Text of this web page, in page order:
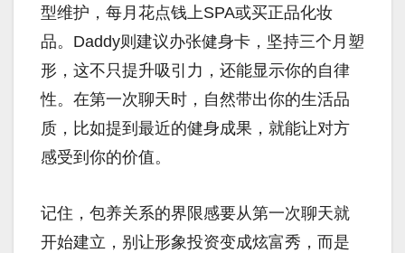
型维护，每月花点钱上SPA或买正品化妆
品。Daddy则建议办张健身卡，坚持三个月塑
形，这不只提升吸引力，还能显示你的自律
性。在第一次聊天时，自然带出你的生活品
质，比如提到最近的健身成果，就能让对方
感受到你的价值。
记住，包养关系的界限感要从第一次聊天就
开始建立，别让形象投资变成炫富秀，而是